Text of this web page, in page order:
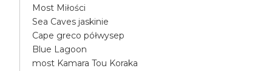
Most Miłości
Sea Caves jaskinie
Cape greco półwysep
Blue Lagoon
most Kamara Tou Koraka